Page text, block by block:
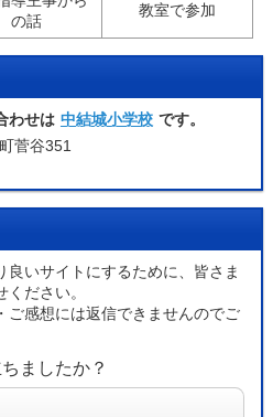
の話
教室で参加
わせは 中結城小学校 です。
菅谷351
良いサイトにするために、皆さま
ださい。
ご感想には返信できませんのでご
ましたか？